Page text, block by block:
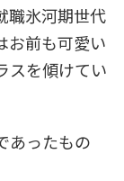
職氷河期世代
お前も可愛い
スを傾けてい
あったもの